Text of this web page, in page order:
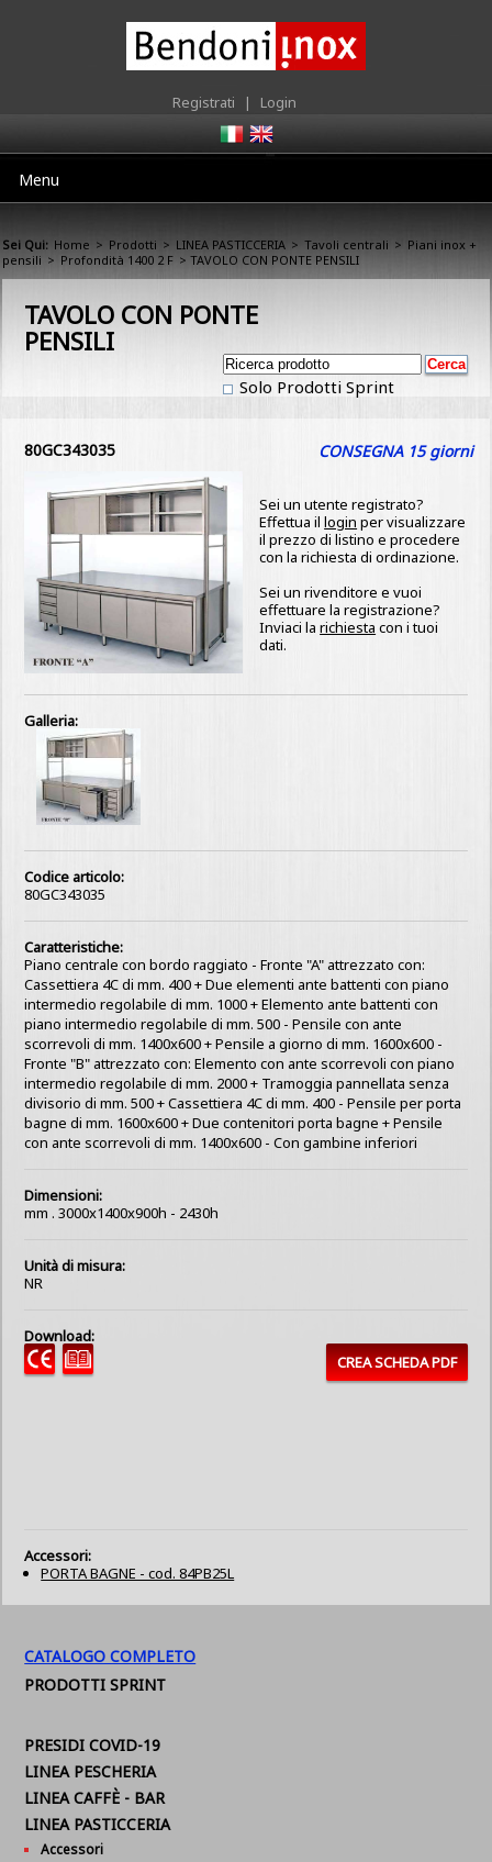
Registrati | Login
Menu
Sei Qui: Home > Prodotti > LINEA PASTICCERIA > Tavoli centrali > Piani inox +
pensili > Profondità 1400 2 F > TAVOLO CON PONTE PENSILI
TAVOLO CON PONTE
PENSILI
Solo Prodotti Sprint
80GC343035
Sei un utente registrato?
Effettua illogin per visualizzare
il prezzo di listino e procedere
con la richiesta di ordinazione.
Sei un rivenditore e vuoi
effettuare la registrazione?
Inviaci larichiesta con i tuoi
dati.
CONSEGNA 15 giorni
Galleria:
Codice articolo:
80GC343035
Caratteristiche:
Piano centrale con bordo raggiato - Fronte "A" attrezzato con:
Cassettiera 4C di mm. 400 + Due elementi ante battenti con piano
intermedio regolabile di mm. 1000 + Elemento ante battenti con
piano intermedio regolabile di mm. 500 - Pensile con ante
scorrevoli di mm. 1400x600 + Pensile a giorno di mm. 1600x600 -
Fronte "B" attrezzato con: Elemento con ante scorrevoli con piano
intermedio regolabile di mm. 2000 + Tramoggia pannellata senza
divisorio di mm. 500 + Cassettiera 4C di mm. 400 - Pensile per porta
bagne di mm. 1600x600 + Due contenitori porta bagne + Pensile
con ante scorrevoli di mm. 1400x600 - Con gambine inferiori
Dimensioni:
mm . 3000x1400x900h - 2430h
Unità di misura:
NR
Download:
CREA SCHEDA PDF
Accessori:
PORTA BAGNE - cod. 84PB25L
CATALOGO COMPLETO
PRODOTTI SPRINT
PRESIDI COVID-19
LINEA PESCHERIA
LINEA CAFFÈ - BAR
LINEA PASTICCERIA
Accessori